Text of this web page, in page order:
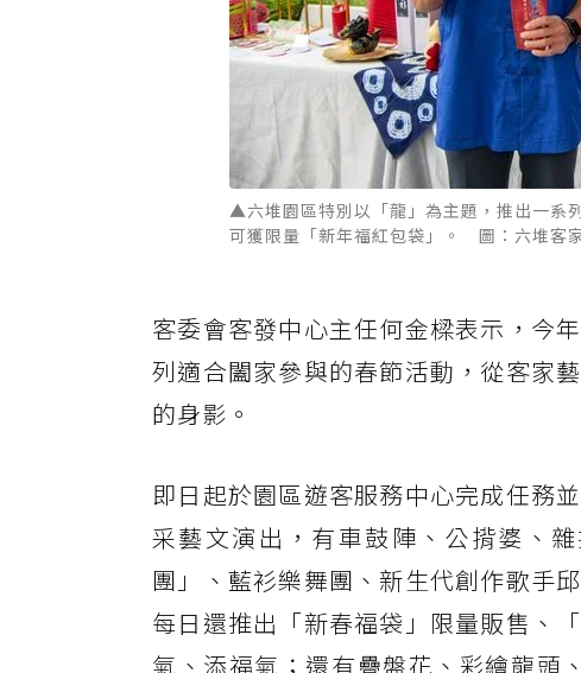
▲六堆園區特別以「龍」為主題，推出一系
可獲限量「新年福紅包袋」。 圖：六堆客
客委會客發中心主任何金樑表示，今
列適合闔家參與的春節活動，從客家
的身影。
即日起於園區遊客服務中心完成任務
采藝文演出，有車鼓陣、公揹婆、
團」、藍衫樂舞團、新生代創作歌手
每日還推出「新春福袋」限量販售、
氣、添福氣；還有疊盤花、彩繪龍頭